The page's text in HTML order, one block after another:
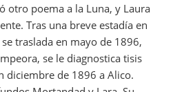
otro poema a la Luna, y Laura
Tras una breve estadía en
traslada en mayo de 1896,
se le diagnostica tisis
diciembre de 1896 a Alico.